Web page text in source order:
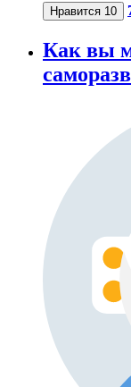
Нравится 10
Как вы